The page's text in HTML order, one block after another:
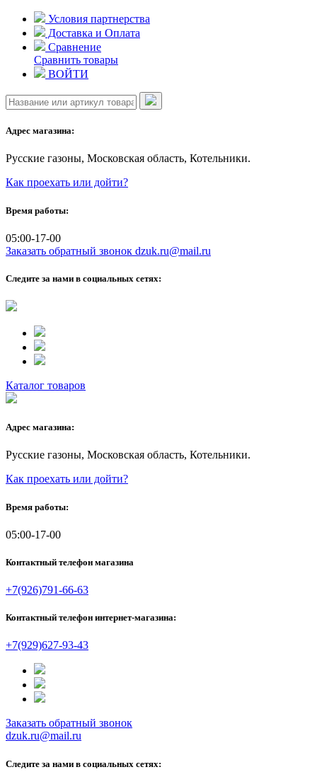
Skip
content
Условия партнерства
Доставка и Оплата
Сравнение
Сравнить товары
ВОЙТИ
Адрес магазина:
Русские газоны, Московская область, Котельники.
Как проехать или дойти?
Время работы:
05:00-17-00
Заказать обратный звонок dzuk.ru@mail.ru
Следите за нами в социальных сетях:
Каталог товаров
Адрес магазина:
Русские газоны, Московская область, Котельники.
Как проехать или дойти?
Время работы:
05:00-17-00
Контактный телефон магазина
+7(926)791-66-63
Контактный телефон интернет-магазина:
+7(929)627-93-43
Заказать обратный звонок
dzuk.ru@mail.ru
Следите за нами в социальных сетях: